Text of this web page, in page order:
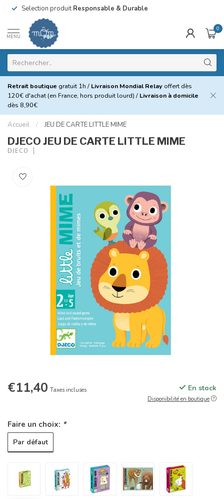
Selection produitResponsable & Durable
MENU
0
Retrait boutique gratuit 1h / Livraison Mondial Relay offert dès
120€ d'achat (en France, hors produit lourd) / Livraison à domicile
dès 8,90€
Accueil / JEU DE CARTE LITTLE MIME
DJECO JEU DE CARTE LITTLE MIME
DJECO
€11,40 Taxes incluses En stock
Disponibilité en boutique
Faire un choix: *
Par défaut